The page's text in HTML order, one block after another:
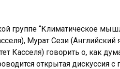
группе “Климатическое
Мурат Сези (Английский
Касселя) говорить о, как
открытая дискуссия